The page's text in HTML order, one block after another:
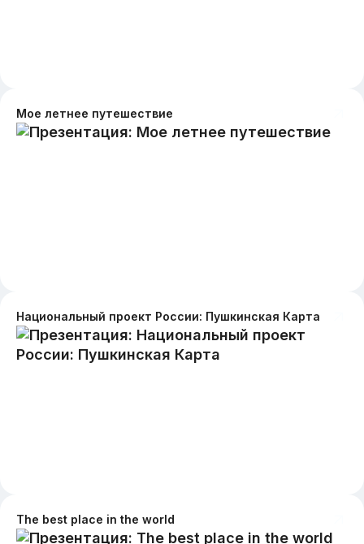
Мое летнее путешествие
Национальный проект России: Пушкинская Карта
The best place in the world